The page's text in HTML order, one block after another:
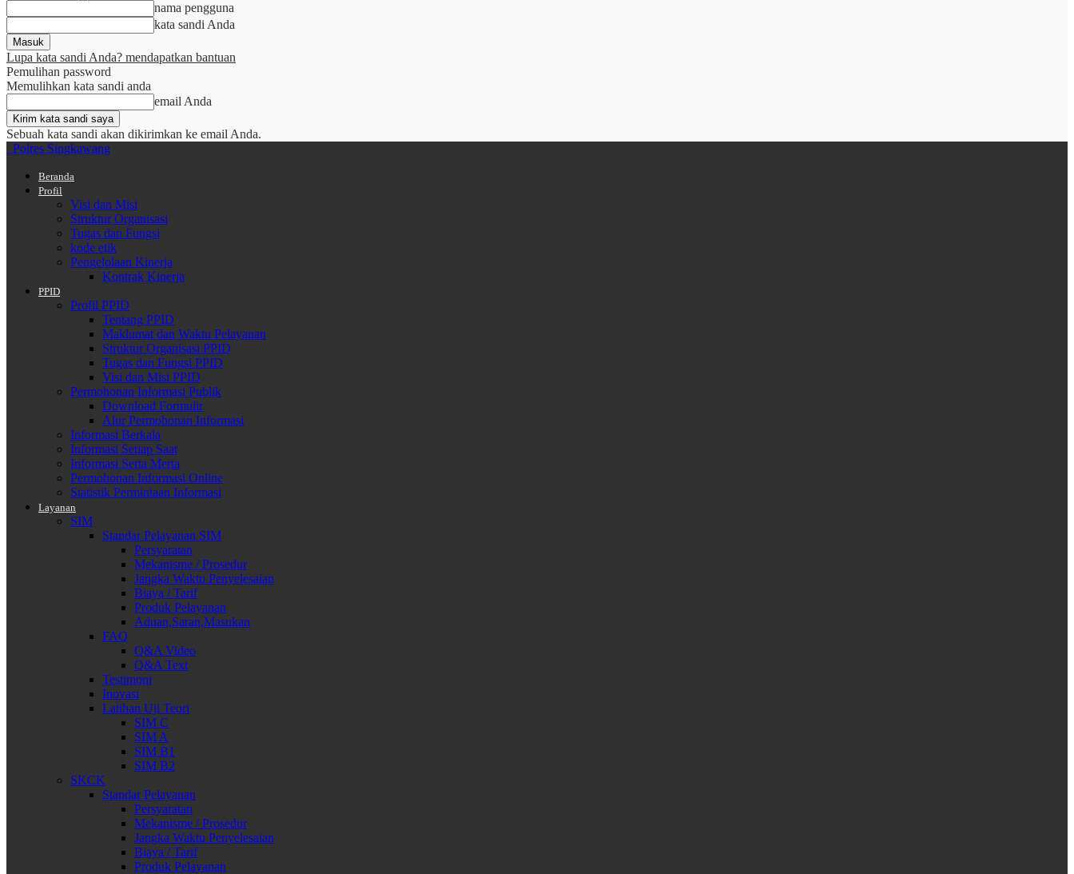
nama pengguna
kata sandi Anda
Lupa kata sandi Anda? mendapatkan bantuan
Pemulihan password
Memulihkan kata sandi anda
email Anda
Sebuah kata sandi akan dikirimkan ke email Anda.
Polres Singkawang
Beranda
Profil
Visi dan Misi
Struktur Organisasi
Tugas dan Fungsi
kode etik
Pengelolaan Kinerja
Kontrak Kinerja
PPID
Profil PPID
Tentang PPID
Maklumat dan Waktu Pelayanan
Struktur Organisasi PPID
Tugas dan Fungsi PPID
Visi dan Misi PPID
Permohonan Informasi Publik
Download Formulir
Alur Permohonan Informasi
Informasi Berkala
Informasi Setiap Saat
Informasi Serta Merta
Permohonan Informasi Online
Statistik Permintaan Informasi
Layanan
SIM
Standar Pelayanan SIM
Persyaratan
Mekanisme / Prosedur
Jangka Waktu Penyelesaian
Biaya / Tarif
Produk Pelayanan
Aduan,Saran,Masukan
FAQ
Q&A Video
Q&A Text
Testimoni
Inovasi
Latihan Uji Teori
SIM C
SIM A
SIM B1
SIM B2
SKCK
Standar Pelayanan
Persyaratan
Mekanisme / Prosedur
Jangka Waktu Penyelesaian
Biaya / Tarif
Produk Pelayanan